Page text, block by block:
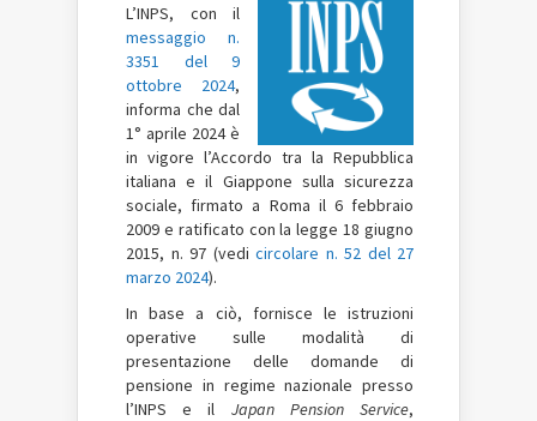
L’INPS, con il
messaggio n.
3351 del 9
ottobre 2024,
informa che dal
1° aprile 2024 è
in vigore l’Accordo tra la Repubblica
italiana e il Giappone sulla sicurezza
sociale, firmato a Roma il 6 febbraio
2009 e ratificato con la legge 18 giugno
2015, n. 97 (vedi circolare n. 52 del 27
marzo 2024).
In base a ciò, fornisce le istruzioni
operative sulle modalità di
presentazione delle domande di
pensione in regime nazionale presso
l’INPS e il Japan Pension Service,